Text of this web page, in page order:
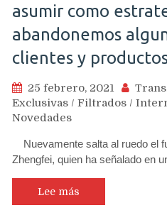
asumir como
abandonemos
clientes y
25 febrero, 2021
Exclusivas / Filtrados /
Novedades
Nuevamente salta al ruedo el
Zhengfei, quien ha señalado en
Lee más